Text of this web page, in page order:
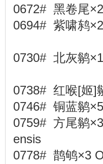
0672# 黑卷尾
0694# 紫啸鸫
0730# 北灰鹟
0738# 红喉[姬]
0746# 铜蓝鹟
0759# 方尾鹟
ensis
0778# 鹊鸲×3